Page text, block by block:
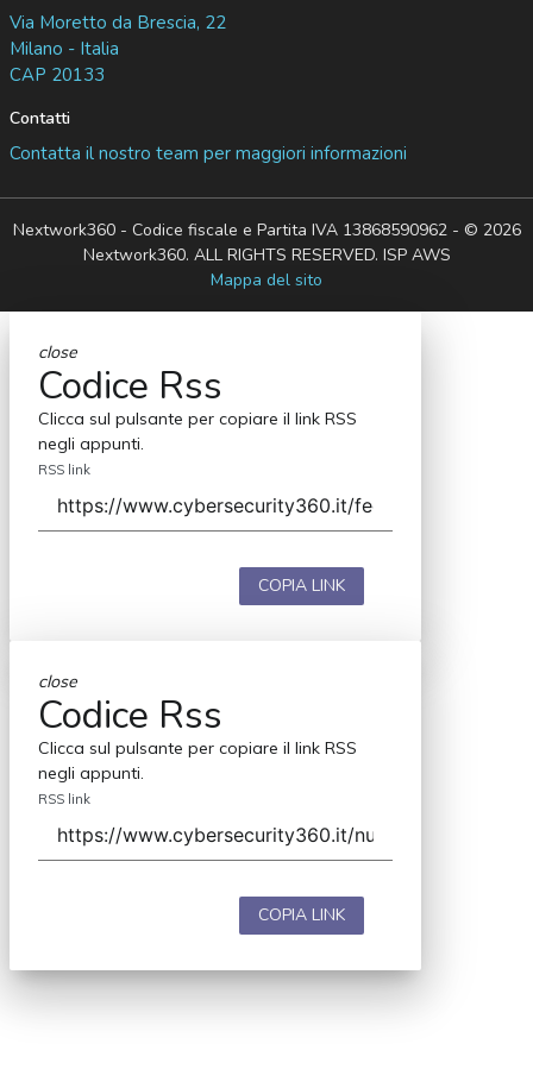
Via Moretto da Brescia, 22
Milano - Italia
CAP 20133
Contatti
Contatta il nostro team per maggiori informazioni
Nextwork360 - Codice fiscale e Partita IVA 13868590962 - © 2026
Nextwork360. ALL RIGHTS RESERVED. ISP AWS
Mappa del sito
close
Codice Rss
Clicca sul pulsante per copiare il link RSS
negli appunti.
RSS link
COPIA LINK
close
Codice Rss
Clicca sul pulsante per copiare il link RSS
negli appunti.
RSS link
COPIA LINK